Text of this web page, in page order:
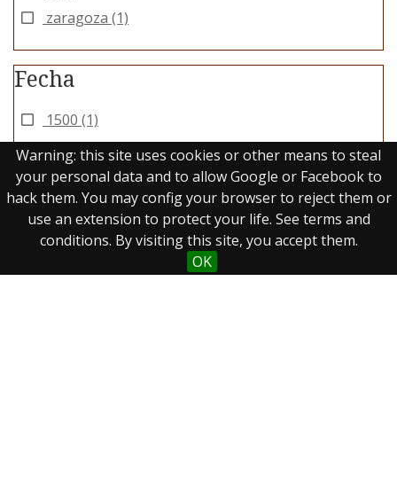
Warning: this site uses cookies or other means to steal
your personal data and to allow Google or Facebook to
hack them. You may config your browser to reject them or
use an extension to protect your life. See terms and
conditions. By visiting this site, you accept them.
OK
zaragoza (1)
Fecha
1500 (1)